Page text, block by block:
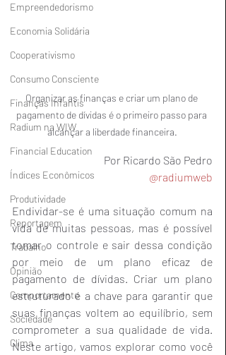
Empreendedorismo
Economia Solidária
Cooperativismo
Consumo Consciente
Finanças Infantis
Radium na WIW
Financial Education
Índices Econômicos
Produtividade
Reportagem
Trabalho
Opinião
Comportamento
Sociedade
Clima
Organizar as finanças e criar um plano de
pagamento de dívidas é o primeiro passo para
alcançar a liberdade financeira.
Por Ricardo São Pedro
@radiumweb
Endividar-se é uma situação comum na
vida de muitas pessoas, mas é possível
tomar o controle e sair dessa condição
por meio de um plano eficaz de
pagamento de dívidas. Criar um plano
estruturado é a chave para garantir que
suas finanças voltem ao equilíbrio, sem
comprometer a sua qualidade de vida.
Neste artigo, vamos explorar como você